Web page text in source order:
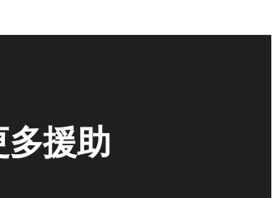
多援助